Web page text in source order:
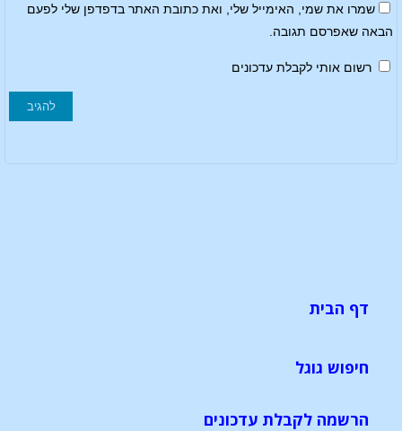
שמרו את שמי, האימייל שלי, ואת כתובת האתר בדפדפן שלי לפעם
הבאה שאפרסם תגובה.
רשום אותי לקבלת עדכונים
דף הבית
חיפוש גוגל
הרשמה לקבלת עדכונים